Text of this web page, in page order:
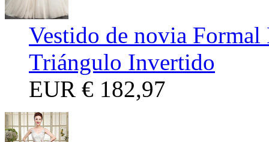
Vestido de novia Formal
Triángulo Invertido
EUR € 182,97